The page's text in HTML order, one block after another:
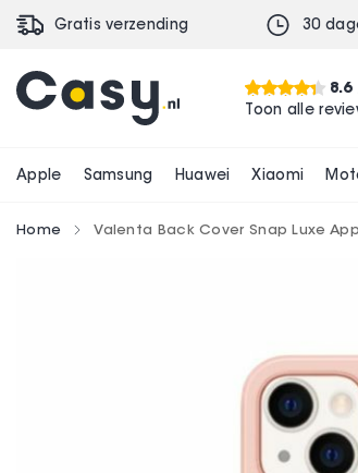
Gratis verzending 30
8.6
Toon alle
Apple Samsung Huawei Xiaomi
Home Valenta Back Cover Snap Luxe
Valenta Back Cover Snap